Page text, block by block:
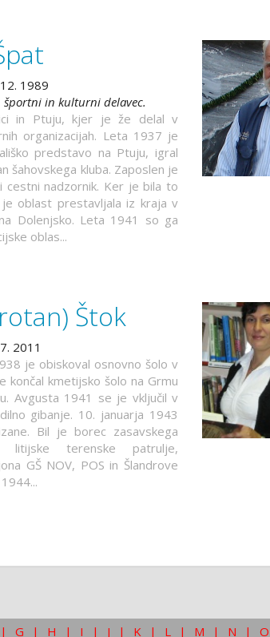
1989
in kulturni delavec.
in Ptuju, kjer je že delal v
organizacijah. Leta 1937 je
predstavo na Ptuju, igral
šahovskega kluba. Zaposlen je
cestni nadzornik. Ker je bila to
je oblast prestavljala iz kraja v
Dolenjsko. Leta 1941 so ga
oblas...
Štok
2011
je obiskoval osnovno šolo v
končal kmetijsko šolo na Grmu
Avgusta 1941 se je vključil v
gibanje. 10. januarja 1943
Bil je borec zasavskega
litijske terenske patrulje,
GŠ NOV, POS in Šlandrove
| G | H | I | J | K | L | M | N | O